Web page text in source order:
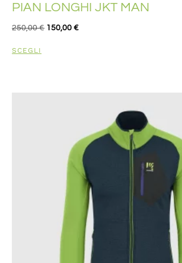
PIAN LONGHI JKT MAN
250,00€ 150,00 €
SCEGLI